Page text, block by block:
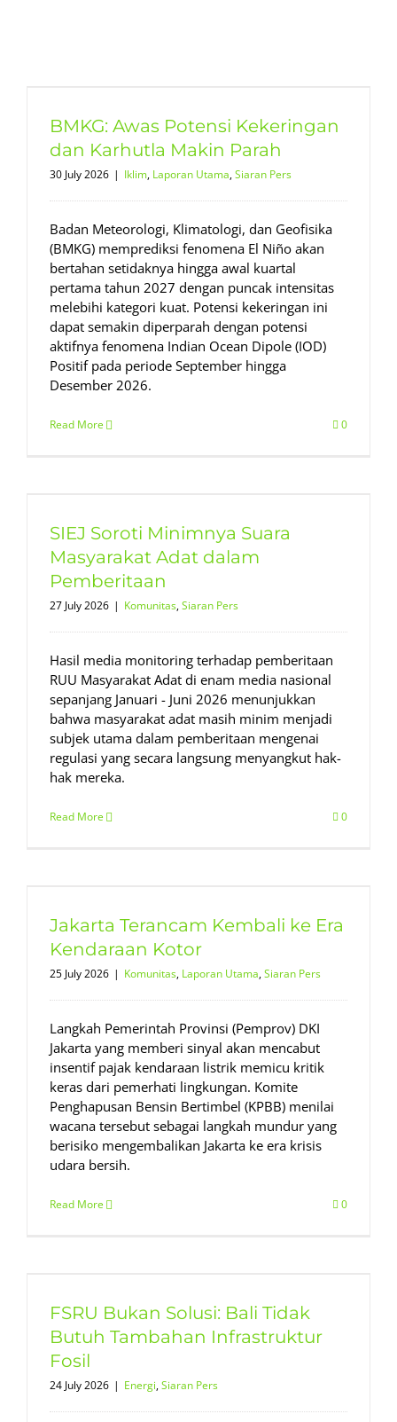
BMKG: Awas Potensi Kekeringan
dan Karhutla Makin Parah
30 July 2026 | Iklim, Laporan Utama,Siaran Pers
Badan Meteorologi, Klimatologi, dan Geofisika
(BMKG) memprediksi fenomena El Niño akan
bertahan setidaknya hingga awal kuartal
pertama tahun 2027 dengan puncak intensitas
melebihi kategori kuat. Potensi kekeringan ini
dapat semakin diperparah dengan potensi
aktifnya fenomena Indian Ocean Dipole (IOD)
Positif pada periode September hingga
Desember 2026.
Read More 0
SIEJ Soroti Minimnya Suara
Masyarakat Adat dalam
Pemberitaan
27 July 2026 | Komunitas,Siaran Pers
Hasil media monitoring terhadap pemberitaan
RUU Masyarakat Adat di enam media nasional
sepanjang Januari - Juni 2026 menunjukkan
bahwa masyarakat adat masih minim menjadi
subjek utama dalam pemberitaan mengenai
regulasi yang secara langsung menyangkut hak-
hak mereka.
Read More 0
Jakarta Terancam Kembali ke Era
Kendaraan Kotor
25 July 2026 | Komunitas, Laporan Utama,Siaran Pers
Langkah Pemerintah Provinsi (Pemprov) DKI
Jakarta yang memberi sinyal akan mencabut
insentif pajak kendaraan listrik memicu kritik
keras dari pemerhati lingkungan. Komite
Penghapusan Bensin Bertimbel (KPBB) menilai
wacana tersebut sebagai langkah mundur yang
berisiko mengembalikan Jakarta ke era krisis
udara bersih.
Read More 0
FSRU Bukan Solusi: Bali Tidak
Butuh Tambahan Infrastruktur
Fosil
24 July 2026 | Energi,Siaran Pers